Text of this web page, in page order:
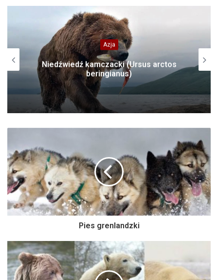
Azja
Niedźwiedź kamczacki (Ursus arctos
beringianus)
Pies grenlandzki